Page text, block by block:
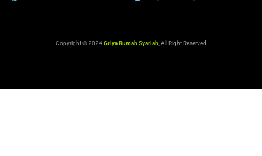
Copyright © 2024Griya Rumah Syariah , All Right Reserved